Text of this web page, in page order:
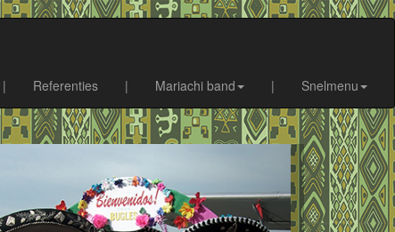
| Referenties | Mariachi band | Snelmenu